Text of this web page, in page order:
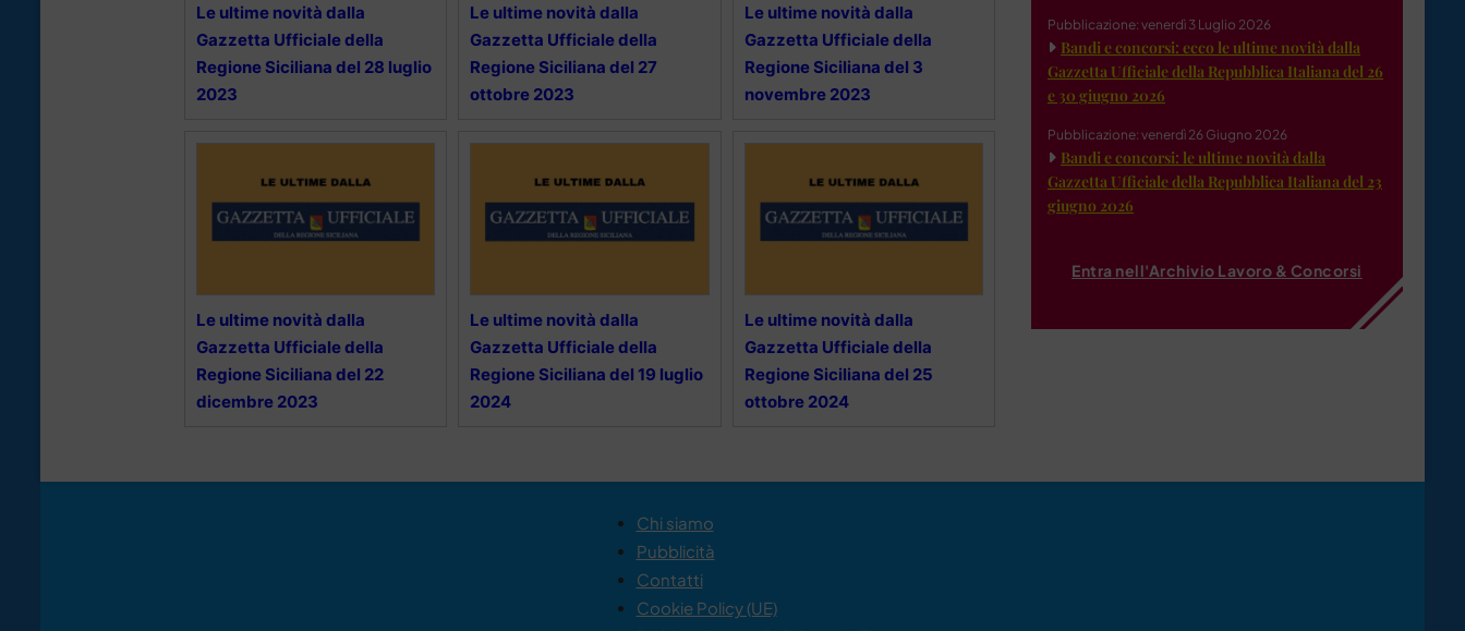
Le ultime novità dalla
Gazzetta Ufficiale della
Regione Siciliana del 28 luglio
2023
Le ultime novità dalla
Gazzetta Ufficiale della
Regione Siciliana del 27
ottobre 2023
Le ultime novità dalla
Gazzetta Ufficiale della
Regione Siciliana del 3
novembre 2023
Le ultime novità dalla
Gazzetta Ufficiale della
Regione Siciliana del 22
dicembre 2023
Le ultime novità dalla
Gazzetta Ufficiale della
Regione Siciliana del 19 luglio
2024
Le ultime novità dalla
Gazzetta Ufficiale della
Regione Siciliana del 25
ottobre 2024
Pubblicazione: venerdì 3 Luglio 2026
Bandi e concorsi: ecco le ultime novità dalla
Gazzetta Ufficiale della Repubblica Italiana del 26
e 30 giugno 2026
Pubblicazione: venerdì 26 Giugno 2026
Bandi e concorsi: le ultime novità dalla
Gazzetta Ufficiale della Repubblica Italiana del 23
giugno 2026
Entra nell'Archivio Lavoro & Concorsi
Chi siamo
Pubblicità
Contatti
Cookie Policy (UE)